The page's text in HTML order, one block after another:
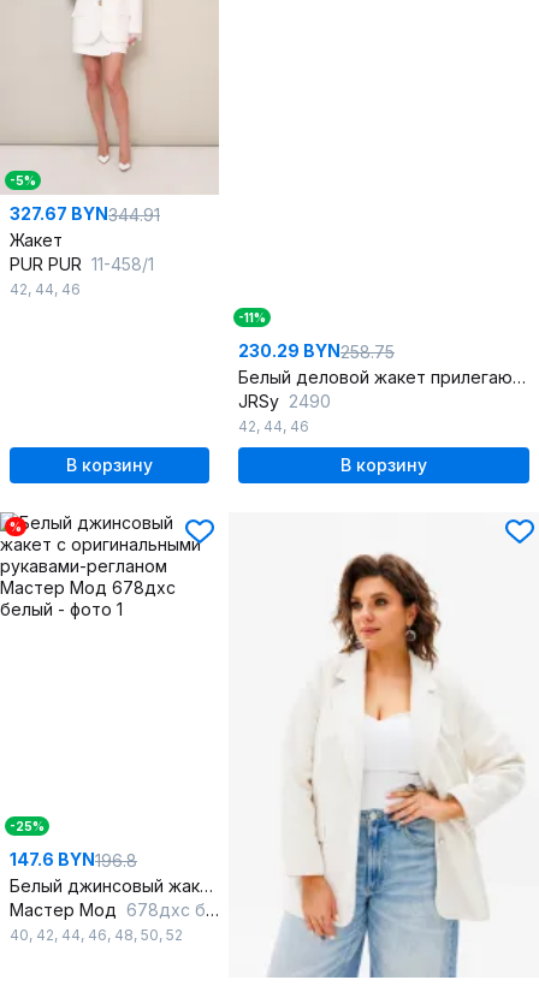
-5%
327.67 BYN344.91
Жакет
PUR PUR 11-458/1
42, 44, 46
В корзину
-11%
230.29 BYN258.75
Белый деловой жакет прилегающего силуэта со смещенной застежкой
JRSy 2490
42, 44, 46
В корзину
%
-25%
147.6 BYN196.8
Белый джинсовый жакет с оригинальными рукавами-регланом
Мастер Мод 678дхс белый
40, 42, 44, 46, 48, 50, 52